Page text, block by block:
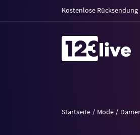
Kostenlose Rücksendung
Startseite Mode